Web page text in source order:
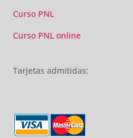
Curso PNL
Curso PNL online
Tarjetas admitidas: